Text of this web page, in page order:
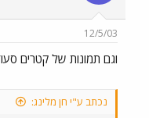
12/5/03
וגם תמונות של קטרים
נכתב ע"י חן מלינג: